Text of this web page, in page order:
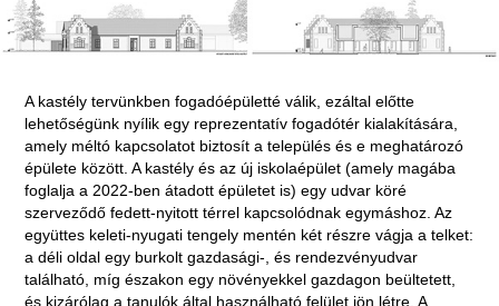
A kastély tervünkben fogadóépületté válik, ezáltal előtte
lehetőségünk nyílik egy reprezentatív fogadótér kialakítására,
amely méltó kapcsolatot biztosít a település és e meghatározó
épülete között. A kastély és az új iskolaépület (amely magába
foglalja a 2022-ben átadott épületet is) egy udvar köré
szerveződő fedett-nyitott térrel kapcsolódnak egymáshoz. Az
együttes keleti-nyugati tengely mentén két részre vágja a telket:
a déli oldal egy burkolt gazdasági-, és rendezvényudvar
található, míg északon egy növényekkel gazdagon beültetett,
és kizárólag a tanulók által használható felület jön létre. A